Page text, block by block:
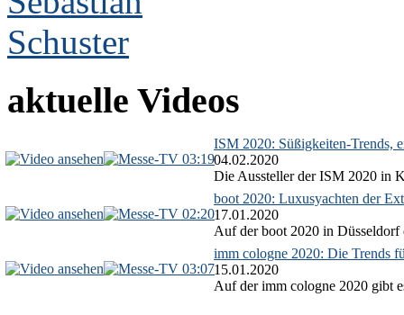
aktuelle Videos
03:19
ISM 2020: Süßigkeiten-Trends,
04.02.2020
Die Aussteller der ISM 2020 in
02:20
boot 2020: Luxusyachten der
17.01.2020
Auf der boot 2020 in Düsseldorf
03:07
imm cologne 2020: Die Trends
15.01.2020
Auf der imm cologne 2020 gibt